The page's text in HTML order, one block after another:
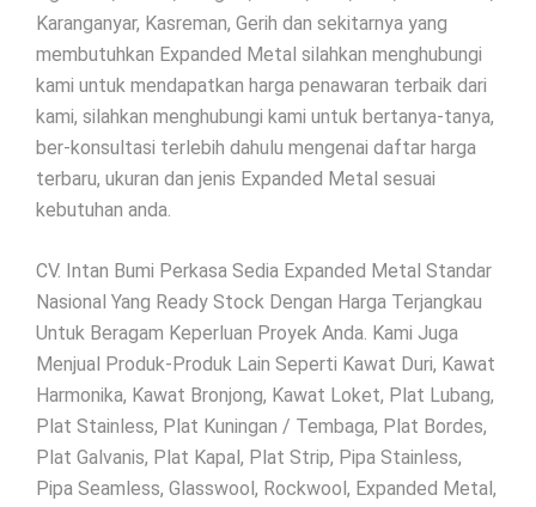
Karanganyar, Kasreman, Gerih dan sekitarnya yang
membutuhkan Expanded Metal silahkan menghubungi
kami untuk mendapatkan harga penawaran terbaik dari
kami, silahkan menghubungi kami untuk bertanya-tanya,
ber-konsultasi terlebih dahulu mengenai daftar harga
terbaru, ukuran dan jenis Expanded Metal sesuai
kebutuhan anda.
CV. Intan Bumi Perkasa Sedia Expanded Metal Standar
Nasional Yang Ready Stock Dengan Harga Terjangkau
Untuk Beragam Keperluan Proyek Anda. Kami Juga
Menjual Produk-Produk Lain Seperti Kawat Duri, Kawat
Harmonika, Kawat Bronjong, Kawat Loket, Plat Lubang,
Plat Stainless, Plat Kuningan / Tembaga, Plat Bordes,
Plat Galvanis, Plat Kapal, Plat Strip, Pipa Stainless,
Pipa Seamless, Glasswool, Rockwool, Expanded Metal,